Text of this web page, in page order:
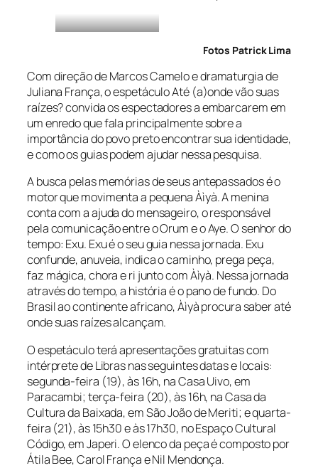
Fotos Patrick Lima
Com direção de Marcos Camelo e dramaturgia de
Juliana França, o espetáculoAté (a)onde vão suas
raízes?convida os espectadores a embarcarem em
um enredo que fala principalmente sobre a
importância do povo preto encontrar sua identidade,
e como os guias podem ajudar nessa pesquisa.
A busca pelas memórias de seus antepassados é o
motor que movimenta a pequena Àìyà. A menina
conta com a ajuda do mensageiro, o responsável
pela comunicação entre o Orum e o Aye. O senhor do
tempo: Exu. Exu é o seu guia nessa jornada. Exu
confunde, anuveia, indica o caminho, prega peça,
faz mágica, chora e ri junto com Àìyà. Nessa jornada
através do tempo, a história é o pano de fundo. Do
Brasil ao continente africano, Àìyà procura saber até
onde suas raízes alcançam.
O espetáculo terá apresentações gratuitas com
intérprete de Libras nas seguintes datas e locais:
segunda-feira (19), às 16h, na Casa Uivo, em
Paracambi; terça-feira (20), às 16h, na Casa da
Cultura da Baixada, em São João de Meriti; e quarta-
feira (21), às 15h30 e às 17h30, no Espaço Cultural
Código, em Japeri. O elenco da peça é composto por
Átila Bee, Carol França e Nil Mendonça.